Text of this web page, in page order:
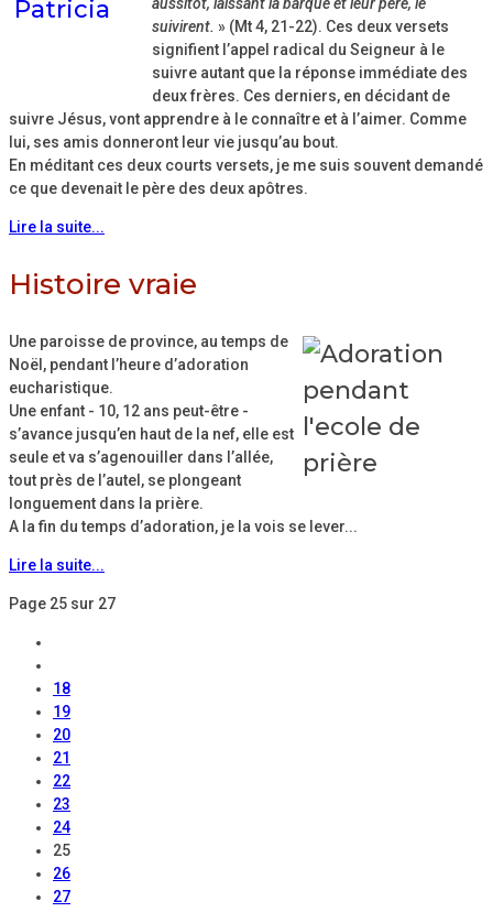
suivirent. » (Mt 4, 21-22). Ces deux versets
signifient l’appel radical du Seigneur à le
suivre autant que la réponse immédiate des
deux frères. Ces derniers, en décidant de
suivre Jésus, vont apprendre à le connaître et à l’aimer. Comme
lui, ses amis donneront leur vie jusqu’au bout.
En méditant ces deux courts versets, je me suis souvent demandé
ce que devenait le père des deux apôtres.
Lire la suite...
Histoire vraie
Une paroisse de province, au temps de
Noël, pendant l’heure d’adoration
eucharistique.
Une enfant - 10, 12 ans peut-être -
s’avance jusqu’en haut de la nef, elle est
seule et va s’agenouiller dans l’allée,
tout près de l’autel, se plongeant
longuement dans la prière.
A la fin du temps d’adoration, je la vois se lever...
Lire la suite...
Page 25 sur 27
18
19
20
21
22
23
24
25
26
27